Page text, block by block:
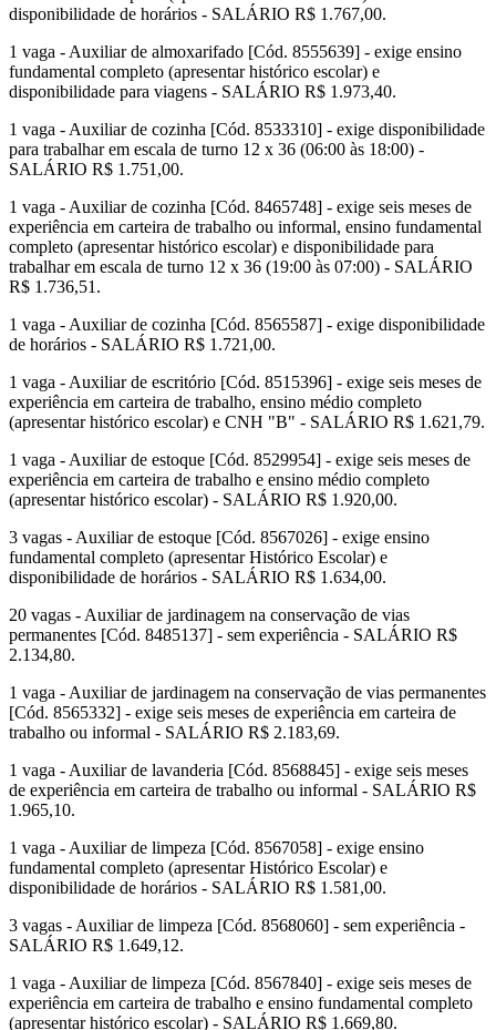
disponibilidade de horários - SALÁRIO R$ 1.767,00.
1 vaga - Auxiliar de almoxarifado [Cód. 8555639] - exige ensino
fundamental completo (apresentar histórico escolar) e
disponibilidade para viagens - SALÁRIO R$ 1.973,40.
1 vaga - Auxiliar de cozinha [Cód. 8533310] - exige disponibilidade
para trabalhar em escala de turno 12 x 36 (06:00 às 18:00) -
SALÁRIO R$ 1.751,00.
1 vaga - Auxiliar de cozinha [Cód. 8465748] - exige seis meses de
experiência em carteira de trabalho ou informal, ensino fundamental
completo (apresentar histórico escolar) e disponibilidade para
trabalhar em escala de turno 12 x 36 (19:00 às 07:00) - SALÁRIO
R$ 1.736,51.
1 vaga - Auxiliar de cozinha [Cód. 8565587] - exige disponibilidade
de horários - SALÁRIO R$ 1.721,00.
1 vaga - Auxiliar de escritório [Cód. 8515396] - exige seis meses de
experiência em carteira de trabalho, ensino médio completo
(apresentar histórico escolar) e CNH "B" - SALÁRIO R$ 1.621,79.
1 vaga - Auxiliar de estoque [Cód. 8529954] - exige seis meses de
experiência em carteira de trabalho e ensino médio completo
(apresentar histórico escolar) - SALÁRIO R$ 1.920,00.
3 vagas - Auxiliar de estoque [Cód. 8567026] - exige ensino
fundamental completo (apresentar Histórico Escolar) e
disponibilidade de horários - SALÁRIO R$ 1.634,00.
20 vagas - Auxiliar de jardinagem na conservação de vias
permanentes [Cód. 8485137] - sem experiência - SALÁRIO R$
2.134,80.
1 vaga - Auxiliar de jardinagem na conservação de vias permanentes
[Cód. 8565332] - exige seis meses de experiência em carteira de
trabalho ou informal - SALÁRIO R$ 2.183,69.
1 vaga - Auxiliar de lavanderia [Cód. 8568845] - exige seis meses
de experiência em carteira de trabalho ou informal - SALÁRIO R$
1.965,10.
1 vaga - Auxiliar de limpeza [Cód. 8567058] - exige ensino
fundamental completo (apresentar Histórico Escolar) e
disponibilidade de horários - SALÁRIO R$ 1.581,00.
3 vagas - Auxiliar de limpeza [Cód. 8568060] - sem experiência -
SALÁRIO R$ 1.649,12.
1 vaga - Auxiliar de limpeza [Cód. 8567840] - exige seis meses de
experiência em carteira de trabalho e ensino fundamental completo
(apresentar histórico escolar) - SALÁRIO R$ 1.669,80.